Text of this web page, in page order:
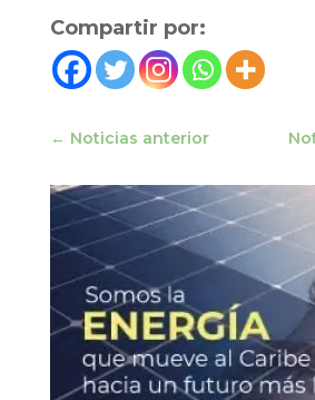
Compartir por:
← Noticias anterior